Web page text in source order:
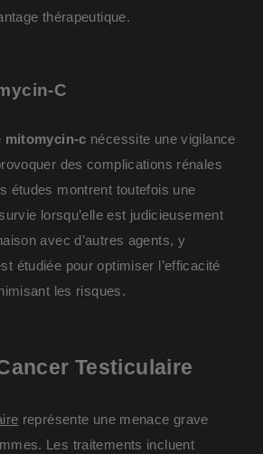
thérapeutique.
C
mitomycin-c nécessite une vigilance
des complications rénales
études montrent toutefois une
lorsqu’elle est judicieusement
avec d’autres agents, y
étudiée pour optimiser l’efficacité
les risques.
Testiculaire
représente une menace grave
Les traitements incluent